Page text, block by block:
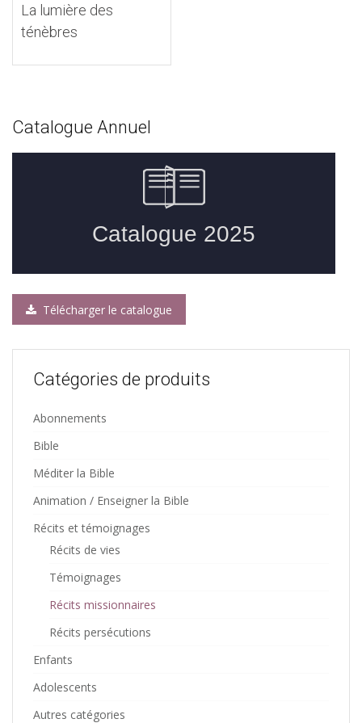
La lumière des
ténèbres
Catalogue Annuel
Télécharger le catalogue
Catégories de produits
Abonnements
Bible
Méditer la Bible
Animation / Enseigner la Bible
Récits et témoignages
Récits de vies
Témoignages
Récits missionnaires
Récits persécutions
Enfants
Adolescents
Autres catégories